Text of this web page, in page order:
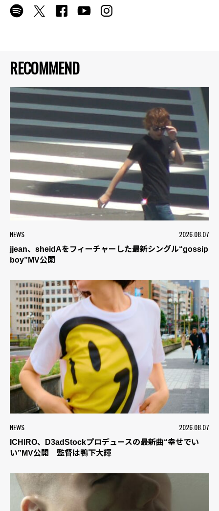
RECOMMEND
NEWS 2026.08.07
jjean、sheidAをフィーチャーした最新シングル“gossip
boy”MV公開
NEWS 2026.08.07
ICHIRO、D3adStockプロデュースの最新曲“幸せでい
い”MV公開 監督は鴨下大輝